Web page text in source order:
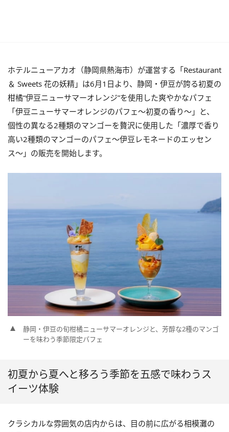
ホテルニューアカオ（静岡県熱海市）が運営する「Restaurant
＆ Sweets 花の妖精」は6月1日より、静岡・伊豆が誇る初夏の
柑橘“伊豆ニューサマーオレンジ”を使用した爽やかなパフェ
「伊豆ニューサマーオレンジのパフェ〜初夏の香り〜」と、
個性の異なる2種類のマンゴーを贅沢に使用した「濃厚で香り
高い2種類のマンゴーのパフェ〜伊豆レモネードのエッセン
ス〜」の販売を開始します。
静岡・伊豆の旬柑橘ニューサマーオレンジと、芳醇な2種のマンゴ
ーを味わう季節限定パフェ
初夏から夏へと移ろう季節を五感で味わうス
イーツ体験
クラシカルな雰囲気の店内からは、目の前に広がる相模灘の